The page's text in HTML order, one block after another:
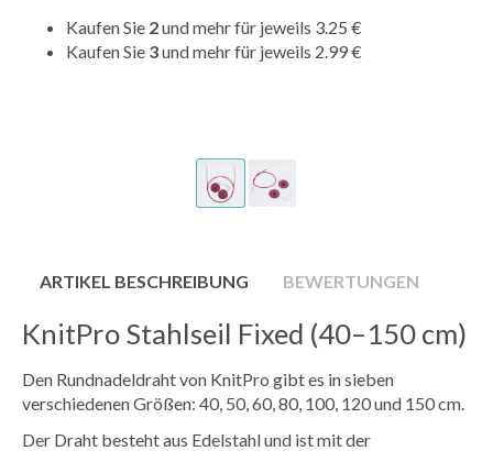
Kaufen Sie 2und mehr für jeweils 3.25 €
Kaufen Sie 3und mehr für jeweils 2.99 €
ARTIKEL BESCHREIBUNG BEWERTUNGEN
KnitPro Stahlseil Fixed (40–150 cm)
Den Rundnadeldraht von KnitPro gibt es in sieben
verschiedenen Größen: 40, 50, 60, 80, 100, 120 und 150 cm.
Der Draht besteht aus Edelstahl und ist mit der